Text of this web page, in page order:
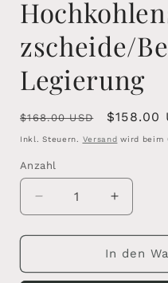
zscheide/
Legierung
Normaler
Preis
$168.00 USD $158.00
Inkl. Steuern. Versand wird beim
Anzahl
Anzahl
Verringere
die
Menge
Ninja
Erhöhe
die
Menge
für
Ninja
In den